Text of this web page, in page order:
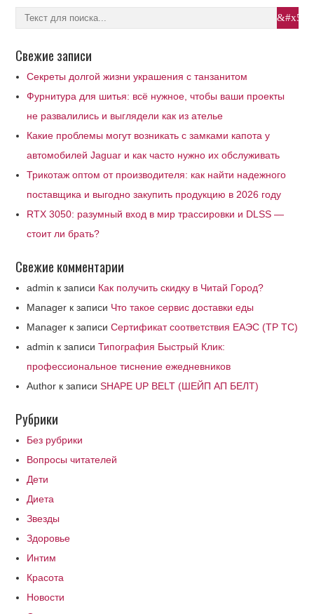
Свежие записи
Секреты долгой жизни украшения с танзанитом
Фурнитура для шитья: всё нужное, чтобы ваши проекты
не развалились и выглядели как из ателье
Какие проблемы могут возникать с замками капота у
автомобилей Jaguar и как часто нужно их обслуживать
Трикотаж оптом от производителя: как найти надежного
поставщика и выгодно закупить продукцию в 2026 году
RTX 3050: разумный вход в мир трассировки и DLSS —
стоит ли брать?
Свежие комментарии
admin к записи Как получить скидку в Читай Город?
Manager к записи Что такое сервис доставки еды
Manager к записиСертификат соответствия ЕАЭС (ТР ТС)
admin к записиТипография Быстрый Клик:
профессиональное тиснение ежедневников
Author к записиSHAPE UP BELT (ШЕЙП АП БЕЛТ)
Рубрики
Без рубрики
Вопросы читателей
Дети
Диета
Звезды
Здоровье
Интим
Красота
Новости